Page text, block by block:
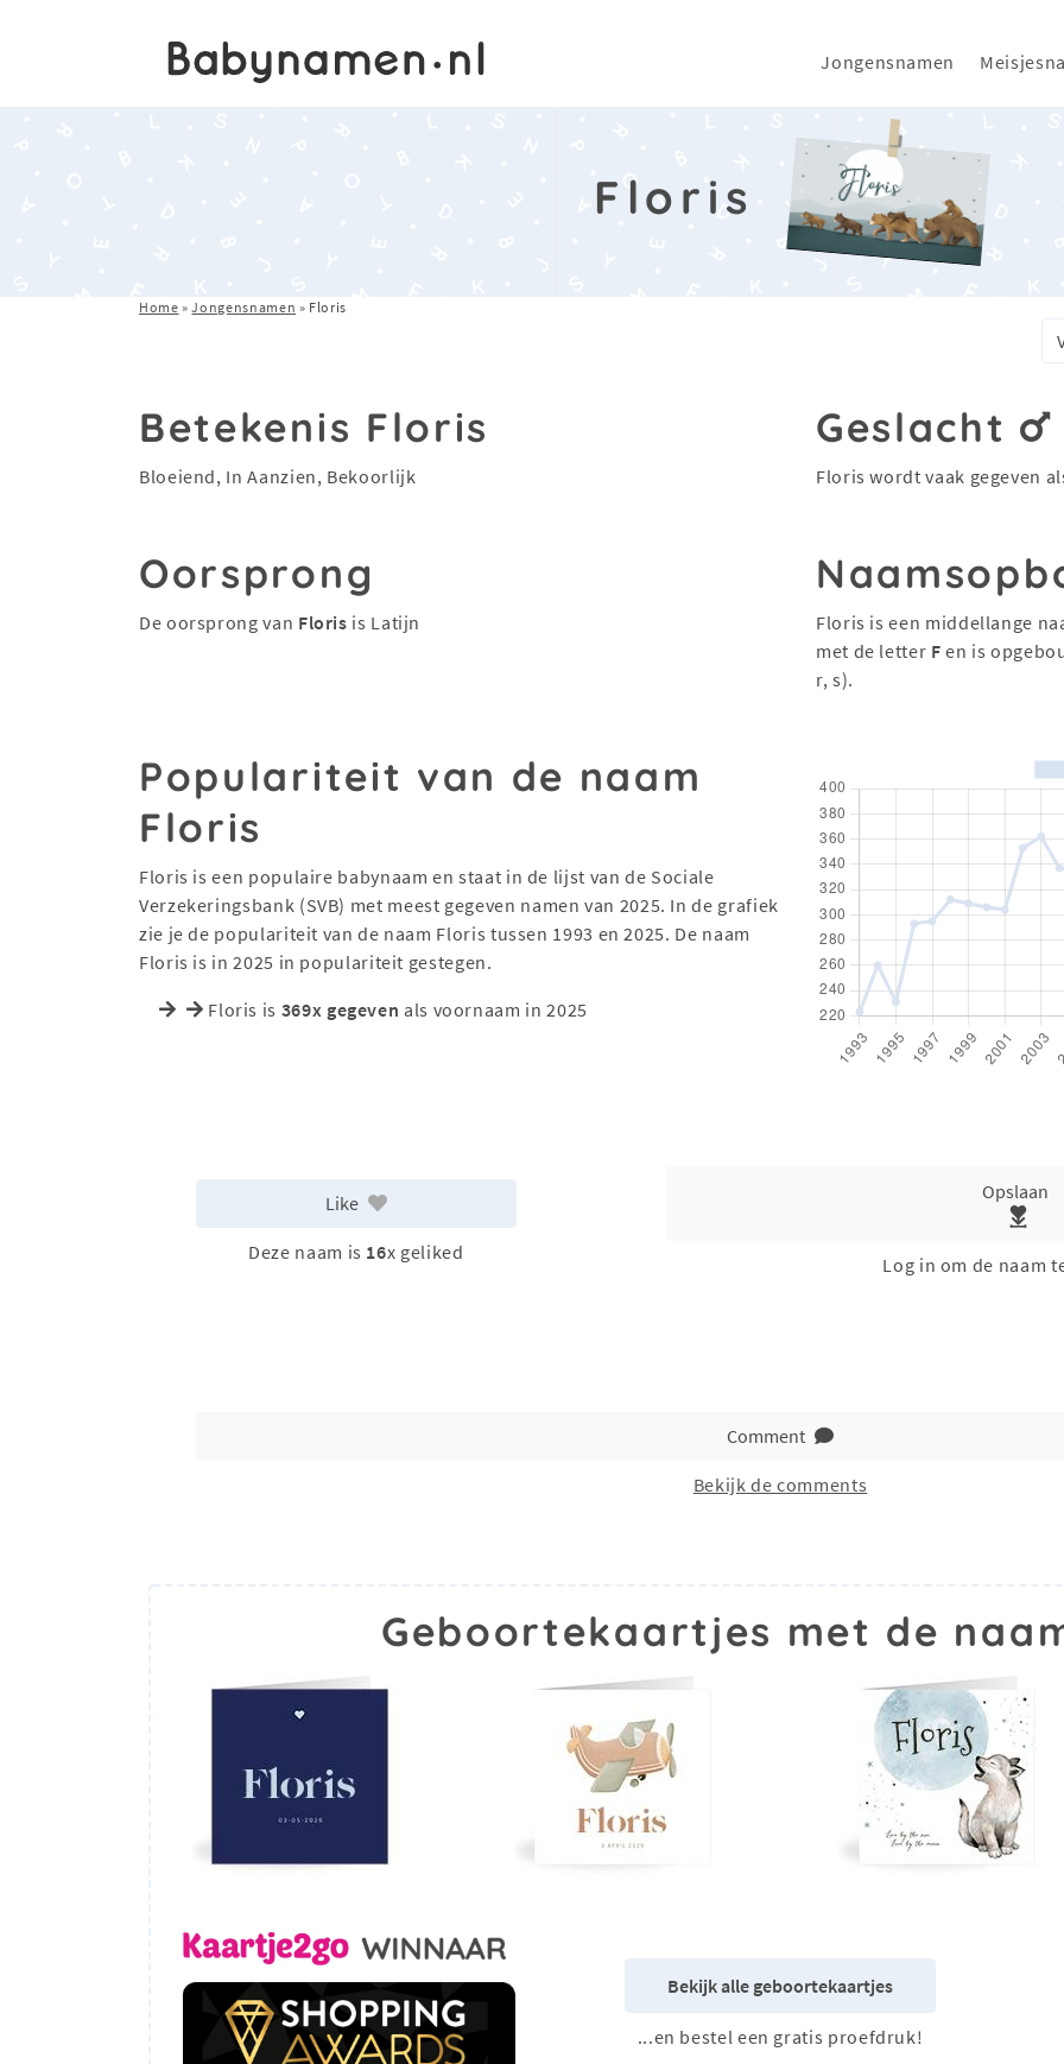
Jongensnamen
Floris
Home »Jongensnamen » Floris
Betekenis Floris
Bloeiend, In Aanzien, Bekoorlijk
Geslacht
Floris wordt vaak gegeven
Oorsprong
De oorsprong van Floris is Latijn
Floris is een middellange
met de letter F en is
r, s).
Populariteit van de naam
Floris
Floris is een populaire babynaam en staat in de lijst van de Sociale
Verzekeringsbank (SVB) met meest gegeven namen van 2025. In de grafiek
zie je de populariteit van de naam Floris tussen 1993 en 2025. De naam
Floris is in 2025 in populariteit gestegen.
Floris is 369x gegeven als voornaam in 2025
Like
Deze naam is 16x geliked
Opslaan
Log in om de naam
Comment
Bekijk de comments
Geboortekaartjes met de
Bekijk alle geboortekaartjes
...en bestel een gratis proefdruk!